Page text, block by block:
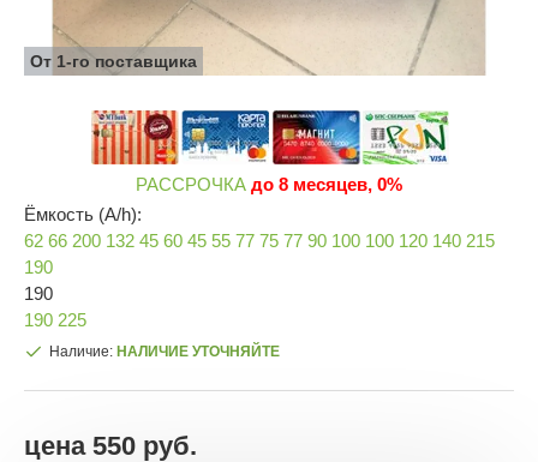
От 1-го поставщика
РАССРОЧКА до 8 месяцев, 0%
Ёмкость (A/h):
62 66 200 132 45 60 45 55 77 75 77 90 100 100 120 140 215
190
190
190 225
Наличие: НАЛИЧИЕ УТОЧНЯЙТЕ
цена 550 руб.